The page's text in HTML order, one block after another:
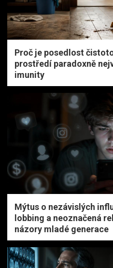
Proč je posedlost
prostředí paradoxně
imunity
Mýtus o nezávislých
lobbing a neoznačená
názory mladé generace